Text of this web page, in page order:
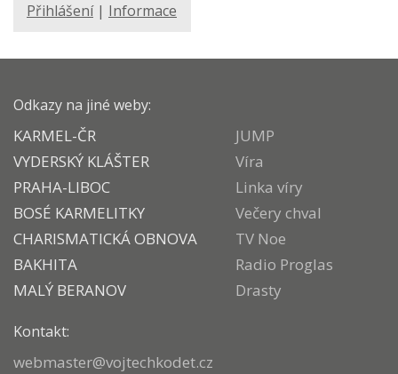
Přihlášení| Informace
Odkazy na jiné weby:
KARMEL-ČR
VYDERSKÝ KLÁŠTER
PRAHA-LIBOC
BOSÉ KARMELITKY
CHARISMATICKÁ OBNOVA
BAKHITA
MALÝ BERANOV
JUMP
Víra
Linka víry
Večery chval
TV Noe
Radio Proglas
Drasty
Kontakt:
webmaster@vojtechkodet.cz